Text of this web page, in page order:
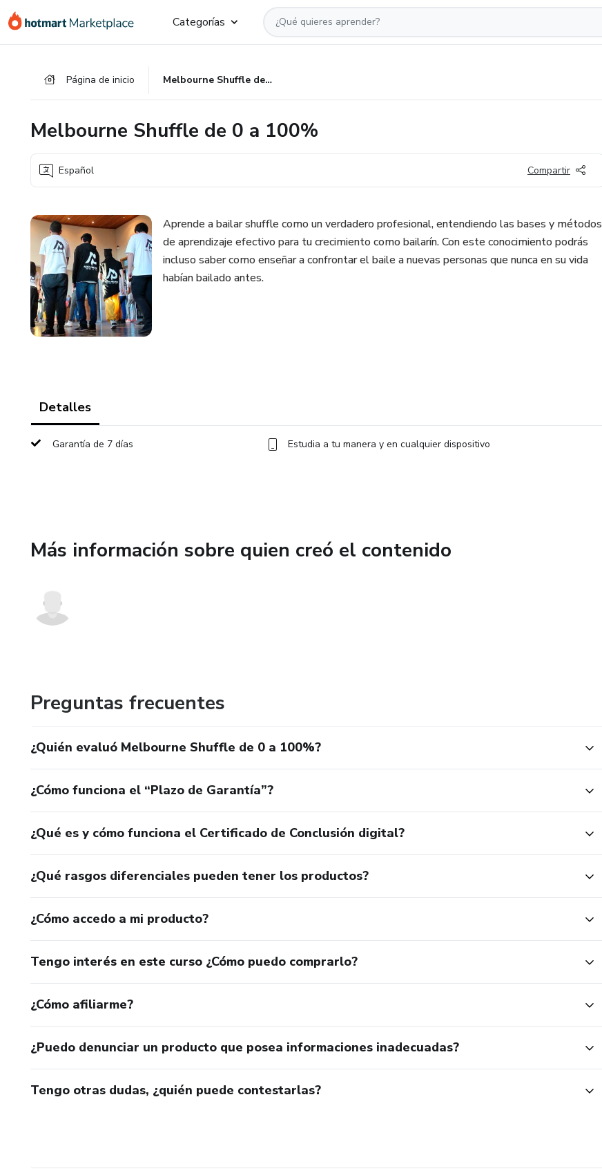
Categorías
Página de inicio Melbourne Shuffle de 0 a 100%
Melbourne Shuffle de 0 a 100%
Español Compartir
Aprende a bailar shuffle como un verdadero profesional, entendiendo las bases y métodos
de aprendizaje efectivo para tu crecimiento como bailarín. Con este conocimiento podrás
incluso saber como enseñar a confrontar el baile a nuevas personas que nunca en su vida
habían bailado antes.
Detalles
Garantía de 7 días Estudia a tu manera y en cualquier dispositivo
Más información sobre quien creó el contenido
Preguntas frecuentes
¿Quién evaluó Melbourne Shuffle de 0 a 100%?
¿Cómo funciona el “Plazo de Garantía”?
¿Qué es y cómo funciona el Certificado de Conclusión digital?
¿Qué rasgos diferenciales pueden tener los productos?
¿Cómo accedo a mi producto?
Tengo interés en este curso ¿Cómo puedo comprarlo?
¿Cómo afiliarme?
¿Puedo denunciar un producto que posea informaciones inadecuadas?
Tengo otras dudas, ¿quién puede contestarlas?